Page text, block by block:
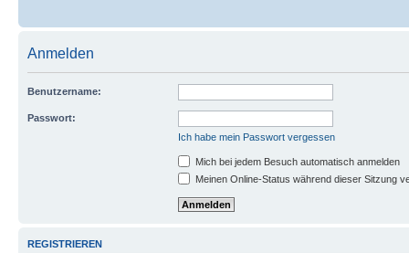
Anmelden
Benutzername:
Passwort:
Ich habe mein Passwort vergessen
Mich bei jedem Besuch automatisch anmelden
Meinen Online-Status während dieser Sitzung
REGISTRIEREN